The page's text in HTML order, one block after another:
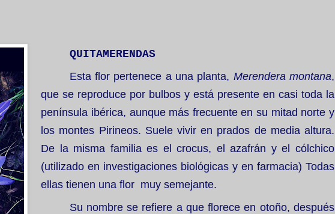
QUITAMERENDAS
Esta flor pertenece a una planta, Merendera montana,
que se reproduce por bulbos y está presente en casi toda la
península ibérica, aunque más frecuente en su mitad norte y
los montes Pirineos. Suele vivir en prados de media altura.
De la misma familia es el crocus, el azafrán y el cólchico
(utilizado en investigaciones biológicas y en farmacia) Todas
ellas tienen una flor muy semejante.
Su nombre se refiere a que florece en otoño, después